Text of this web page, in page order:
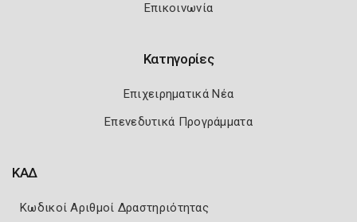
Επικοινωνία
Κατηγορίες
Επιχειρηματικά Νέα
Επενεδυτικά Προγράμματα
ΚΑΔ
Κωδικοί Αριθμοί Δραστηριότητας